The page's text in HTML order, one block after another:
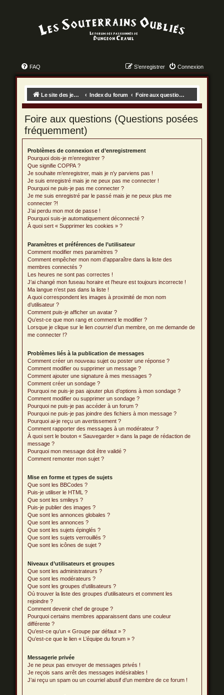
FAQ Connexion
S’enregistrer
Le site des jeux des dungeon crawls ! Index du forum Foire aux questions (Questions posées fréquemment)
Foire aux questions (Questions posées
fréquemment)
Problèmes de connexion et d’enregistrement
Pourquoi dois-je m’enregistrer ?
Que signifie COPPA ?
Je souhaite m’enregistrer, mais je n’y parviens pas !
Je suis enregistré mais je ne peux pas me connecter !
Pourquoi ne puis-je pas me connecter ?
Je me suis enregistré par le passé mais je ne peux plus me
connecter ?!
J’ai perdu mon mot de passe !
Pourquoi suis-je automatiquement déconnecté ?
À quoi sert « Supprimer les cookies » ?
Paramètres et préférences de l’utilisateur
Comment modifier mes paramètres ?
Comment empêcher mon nom d’apparaître dans la liste des
membres connectés ?
Les heures ne sont pas correctes !
J’ai changé mon fuseau horaire et l’heure est toujours incorrecte !
Ma langue n’est pas dans la liste !
A quoi correspondent les images à proximité de mon nom
d’utilisateur ?
Comment puis-je afficher un avatar ?
Qu’est-ce que mon rang et comment le modifier ?
Lorsque je clique sur le liencourrield’un membre, on me demande de
me connecter !?
Problèmes liés à la publication de messages
Comment créer un nouveau sujet ou poster une réponse ?
Comment modifier ou supprimer un message ?
Comment ajouter une signature à mes messages ?
Comment créer un sondage ?
Pourquoi ne puis-je pas ajouter plus d’options à mon sondage ?
Comment modifier ou supprimer un sondage ?
Pourquoi ne puis-je pas accéder à un forum ?
Pourquoi ne puis-je pas joindre des fichiers à mon message ?
Pourquoi ai-je reçu un avertissement ?
Comment rapporter des messages à un modérateur ?
À quoi sert le bouton « Sauvegarder » dans la page de rédaction de
message ?
Pourquoi mon message doit être validé ?
Comment remonter mon sujet ?
Mise en forme et types de sujets
Que sont les BBCodes ?
Puis-je utiliser le HTML ?
Que sont les smileys ?
Puis-je publier des images ?
Que sont les annonces globales ?
Que sont les annonces ?
Que sont les sujets épinglés ?
Que sont les sujets verrouillés ?
Que sont les icônes de sujet ?
Niveaux d’utilisateurs et groupes
Que sont les administrateurs ?
Que sont les modérateurs ?
Que sont les groupes d’utilisateurs ?
Où trouver la liste des groupes d’utilisateurs et comment les
rejoindre ?
Comment devenir chef de groupe ?
Pourquoi certains membres apparaissent dans une couleur
différente ?
Qu’est-ce qu’un « Groupe par défaut » ?
Qu’est-ce que le lien « L’équipe du forum » ?
Messagerie privée
Je ne peux pas envoyer de messages privés !
Je reçois sans arrêt des messages indésirables !
J’ai reçu un spam ou un courriel abusif d’un membre de ce forum !